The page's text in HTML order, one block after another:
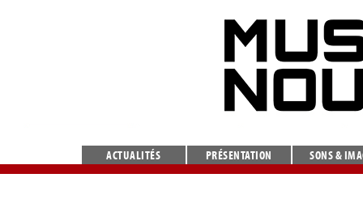
ACTUALITÉS PRÉSENTATION SONS &